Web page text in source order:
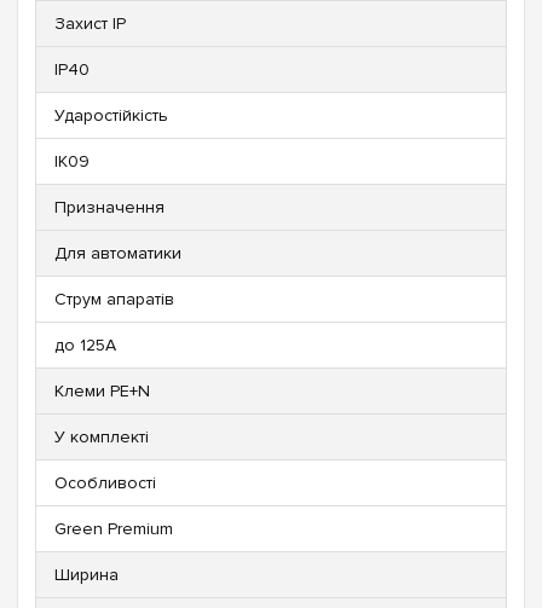
Захист IP
IP40
Ударостійкість
IK09
Призначення
Для автоматики
Струм апаратів
до 125А
Клеми PE+N
У комплекті
Особливості
Green Premium
Ширина